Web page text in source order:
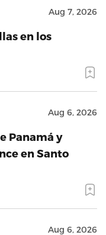
Aug 7, 2026
en los
Aug 6, 2026
Panamá y
en Santo
Aug 6, 2026